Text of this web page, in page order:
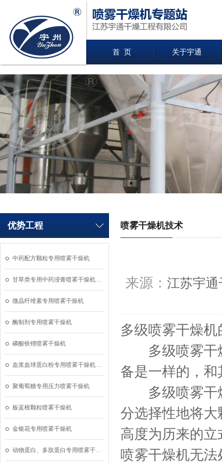
首 页 关于宇通
优势工程
中药配方颗粒专用喷雾干燥机
甘草类专用中药浸膏喷雾干燥机…
微晶纤维素专用喷雾干燥机
酶制剂专用喷雾干燥机
磷酸铁锂喷雾干燥机
血浆血球蛋白粉专用喷雾干燥机…
聚葡萄糖专用压力喷雾干燥机
板蓝根颗粒喷雾干燥机
金银花专用喷雾干燥机
动物蛋白、多肽蛋白专用喷雾干…
喷雾干燥机技术
来源： 江苏宇
多级喷雾干燥
多级喷雾干燥
备是一样的，
多级喷雾干燥
分选择性地将
高度为历来的
喷雾干燥机无